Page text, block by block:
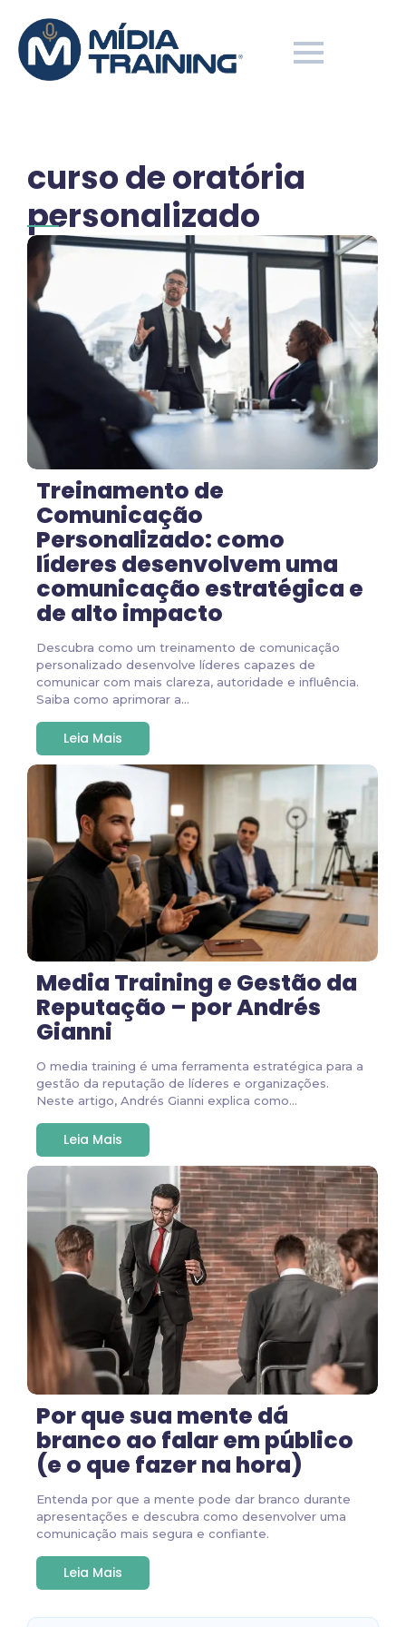
curso de oratória
personalizado
Treinamento de
Comunicação
Personalizado: como
líderes desenvolvem uma
comunicação estratégica e
de alto impacto
Descubra como um treinamento de comunicação
personalizado desenvolve líderes capazes de
comunicar com mais clareza, autoridade e influência.
Saiba como aprimorar a...
Leia Mais
Media Training e Gestão da
Reputação – por Andrés
Gianni
O media training é uma ferramenta estratégica para a
gestão da reputação de líderes e organizações.
Neste artigo, Andrés Gianni explica como...
Leia Mais
Por que sua mente dá
branco ao falar em público
(e o que fazer na hora)
Entenda por que a mente pode dar branco durante
apresentações e descubra como desenvolver uma
comunicação mais segura e confiante.
Leia Mais